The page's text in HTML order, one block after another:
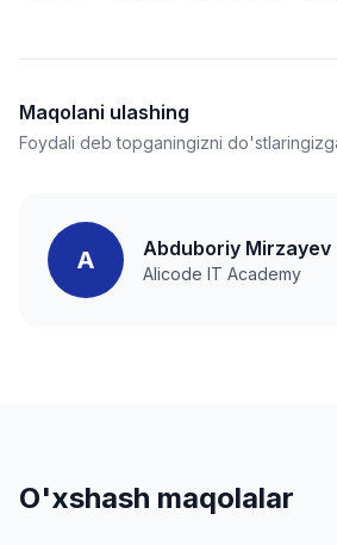
Maqolani ulashing
Foydali deb topganingizni
A Abduboriy Mirzayev
Alicode IT Academy
O'xshash maqolalar